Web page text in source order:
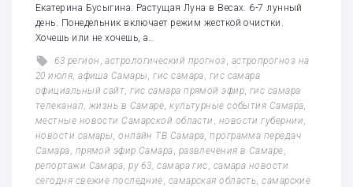
Екатерина Бусыгина. Растущая Луна в Весах. 6-7 лунный
день. Понедельник включает режим жесткой очистки.
Хочешь или не хочешь, а…
63 регион ,астрологический прогноз астропрогноз на
20 июля ,афиша Самары ,гис самара гис самара
официальный сайт ,гис самара прямой эфир гис самара
телеканал
жизнь в Самаре ,культурные события Самара
местные новости Самарской области
новости губернии
новости самары ,онлайн ТВ Самара ,программа передач
Самара прямой эфир Самара развлечения в Самаре
репортажи Самара ,ру 63 ,самара гис самара новости
сегодня свежие последние самарская область ,самарские